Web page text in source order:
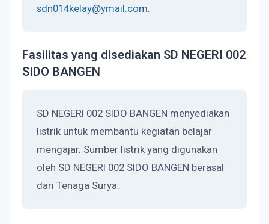
sdn014kelay@ymail.com.
Fasilitas yang disediakan SD NEGERI 002
SIDO BANGEN
SD NEGERI 002 SIDO BANGEN menyediakan
listrik untuk membantu kegiatan belajar
mengajar. Sumber listrik yang digunakan
oleh SD NEGERI 002 SIDO BANGEN berasal
dari Tenaga Surya.